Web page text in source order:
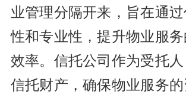
业管理分隔开来，旨在通
性和专业性，提升物业服
效率。信托公司作为受托
信托财产，确保物业服务